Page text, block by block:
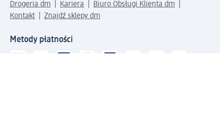
Drogeria dm Kariera
Biuro Obsługi Klienta dm
Kontakt
Znajdź sklepy dm
Metody płatności